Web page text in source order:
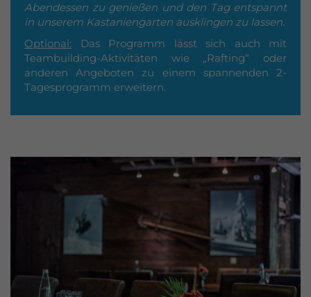
Abendessen zu genießen und den Tag entspannt
in unserem Kastaniengarten ausklingen zu lassen.
Optional: Das Programm lässt sich auch mit
Teambuilding-Aktivitäten wie „Rafting“ oder
anderen Angeboten zu einem spannenden 2-
Tagesprogramm erweitern.